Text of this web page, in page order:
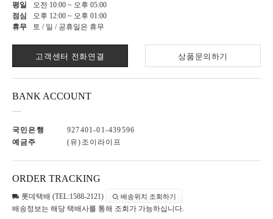
평일
오전 10:00 ~ 오후 05:00
점심
오후 12:00 ~ 오후 01:00
휴무
토 / 일 / 공휴일은 휴무
고객센터 전화연결 상품문의하기
BANK ACCOUNT
국민은행
927401-01-439596
예금주
(유)조이라이프
ORDER TRACKING
롯데택배 (TEL:1588-2121) 배송위치 조회하기
배송정보는 해당 택배사를 통해 조회가 가능하십니다.